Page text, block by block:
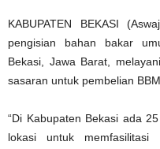
KABUPATEN BEKASI
pengisian bahan bakar
Bekasi, Jawa Barat,
sasaran untuk pembelian
“Di Kabupaten Bekasi ada
lokasi untuk memfasilitasi